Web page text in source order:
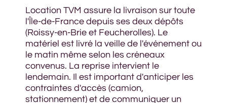
Location TVM assure la livraison sur toute
l'Île-de-France depuis ses deux dépôts
(Roissy-en-Brie et Feucherolles). Le
matériel est livré la veille de l'événement ou
le matin même selon les créneaux
convenus. La reprise intervient le
lendemain. Il est important d'anticiper les
contraintes d'accès (camion,
stationnement) et de communiquer un